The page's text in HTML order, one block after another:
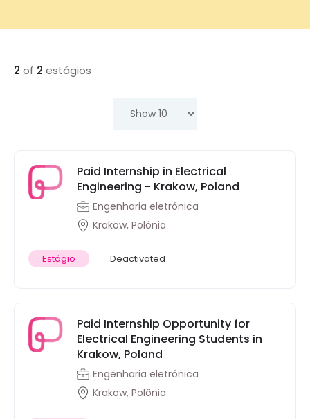
2 of 2 estágios
Paid Internship in Electrical
Engineering - Krakow, Poland
Engenharia eletrónica
Krakow, Polônia
Estágio Deactivated
Paid Internship Opportunity for
Electrical Engineering Students in
Krakow, Poland
Engenharia eletrónica
Krakow, Polônia